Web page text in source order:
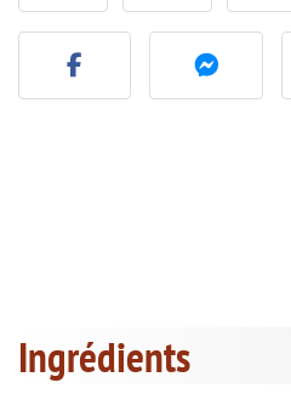
Publier
Ingrédients